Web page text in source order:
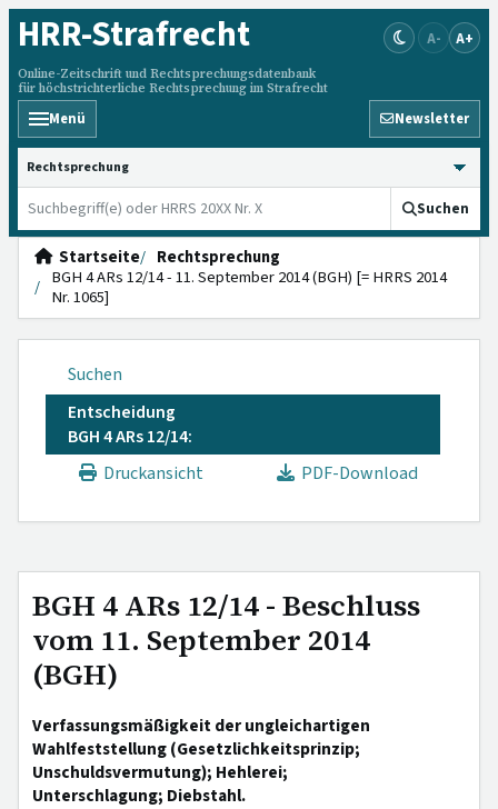
HRR-Strafrecht
Online-Zeitschrift und Rechtsprechungsdatenbank
für höchstrichterliche Rechtsprechung im Strafrecht
A- A+
Menü Newsletter
HRRS durchsuchen
Suchen
Startseite
Rechtsprechung
BGH 4 ARs 12/14 - 11. September 2014 (BGH) [= HRRS 2014
Nr. 1065]
Suchen
Entscheidung
BGH 4 ARs 12/14:
Druckansicht
PDF-Download
BGH 4 ARs 12/14 - Beschluss
vom 11. September 2014
(BGH)
Verfassungsmäßigkeit der ungleichartigen
Wahlfeststellung (Gesetzlichkeitsprinzip;
Unschuldsvermutung); Hehlerei;
Unterschlagung; Diebstahl.